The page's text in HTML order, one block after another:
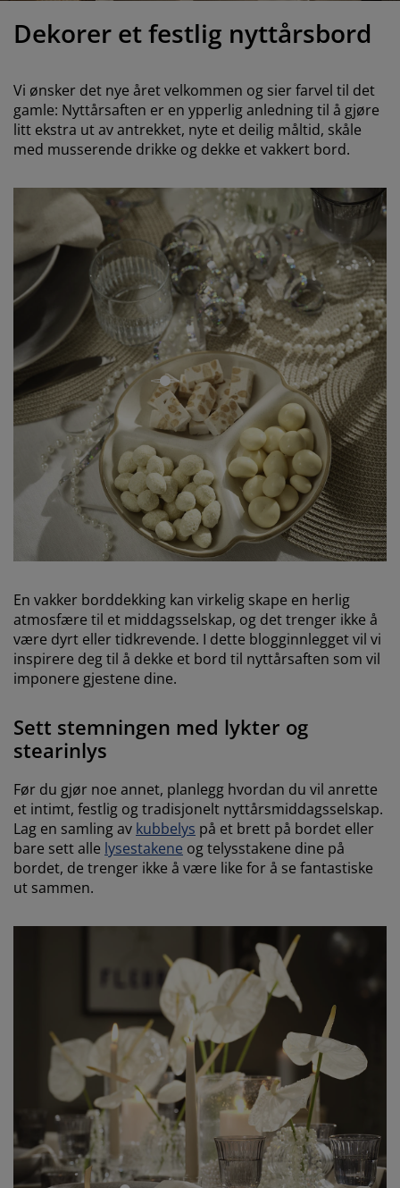
med oppbevaring
og pleie
og tilbehør
og stryk
Dekorer et festlig nyttårsbord
Vi ønsker det nye året velkommen og sier farvel til det
gamle: Nyttårsaften er en ypperlig anledning til å gjøre
litt ekstra ut av antrekket, nyte et deilig måltid, skåle
med musserende drikke og dekke et vakkert bord.
åpen
En vakker borddekking kan virkelig skape en herlig
atmosfære til et middagsselskap, og det trenger ikke å
være dyrt eller tidkrevende. I dette blogginnlegget vil vi
inspirere deg til å dekke et bord til nyttårsaften som vil
imponere gjestene dine.
Sett stemningen med lykter og
stearinlys
Før du gjør noe annet, planlegg hvordan du vil anrette
et intimt, festlig og tradisjonelt nyttårsmiddagsselskap.
Lag en samling av kubbelys på et brett på bordet eller
bare sett alle lysestakene og telysstakene dine på
bordet, de trenger ikke å være like for å se fantastiske
ut sammen.